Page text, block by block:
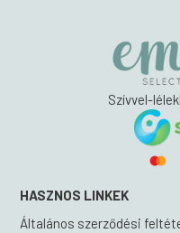
Szívvel-
HASZNOS LINKEK
Általános szerződési